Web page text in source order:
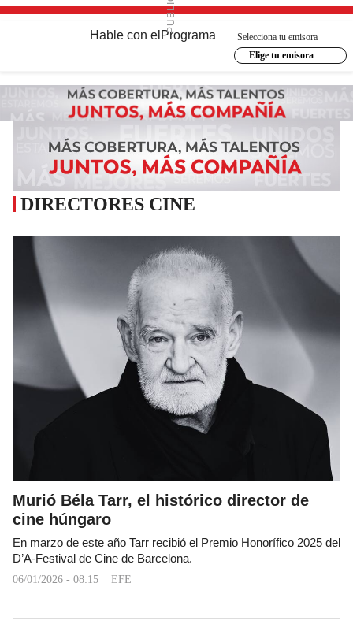
Hable con el Programa
Selecciona tu emisora
Elige tu emisora
DIRECTORES CINE
Murió Béla Tarr, el histórico director de
cine húngaro
En marzo de este año Tarr recibió el Premio Honorífico 2025 del
D’A-Festival de Cine de Barcelona.
06/01/2026 - 08:15 EFE